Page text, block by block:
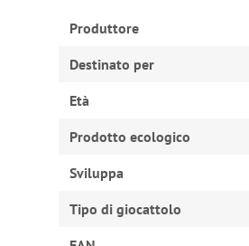
Produttore
Destinato per
Età
Prodotto ecologico
Sviluppa
Tipo di giocattolo